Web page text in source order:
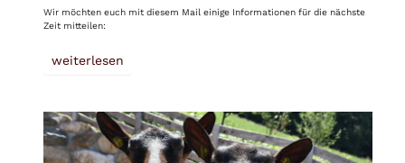
Wir möchten euch mit diesem Mail einige Informationen für die nächste
Zeit mitteilen:
weiterlesen